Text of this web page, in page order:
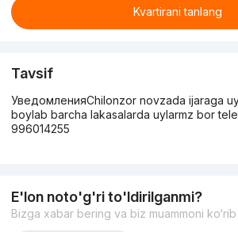
Kvartirani tanlang
Tavsif
УведомленияChilonzor novzada ijaraga
boylab barcha lakasalarda uylarmz bor
996014255
E'lon noto'g'ri to'ldirilganmi?
Bizga xabar bering va biz muammoni